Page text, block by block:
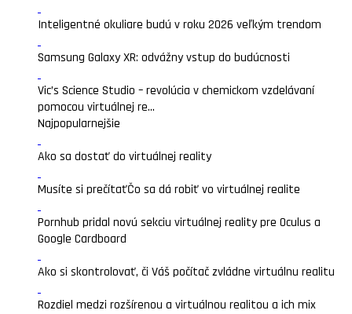
Inteligentné okuliare budú v roku 2026 veľkým trendom
Samsung Galaxy XR: odvážny vstup do budúcnosti
Vic’s Science Studio – revolúcia v chemickom vzdelávaní
pomocou virtuálnej re...
Najpopularnejšie
Ako sa dostať do virtuálnej reality
Musíte si prečítaťČo sa dá robiť vo virtuálnej realite
Pornhub pridal novú sekciu virtuálnej reality pre Oculus a
Google Cardboard
Ako si skontrolovať, či Váš počítač zvládne virtuálnu realitu
Rozdiel medzi rozšírenou a virtuálnou realitou a ich mix